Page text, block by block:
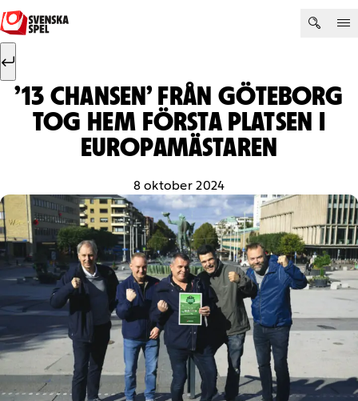
Hoppa till innehåll
Sök efter:
’13 CHANSEN’ FRÅN GÖTEBORG
TOG HEM FÖRSTA PLATSEN I
EUROPAMÄSTAREN
8 oktober 2024